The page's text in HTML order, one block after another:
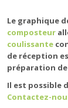
Le graphique
composteur
coulissante
de réception
préparation
Il est possible
Contactez-